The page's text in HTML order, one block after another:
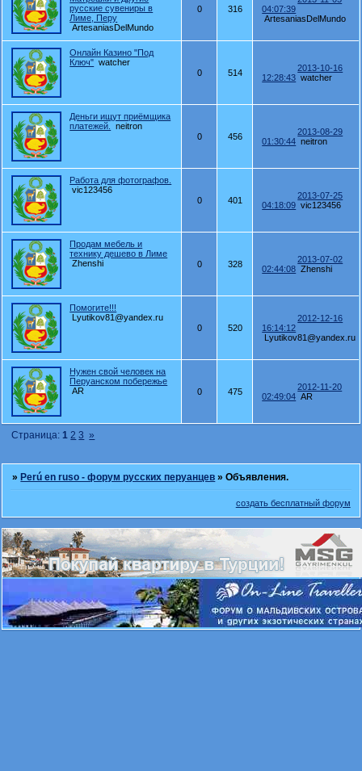
русские сувениры в
Лиме, Перу
ArtesaniasDelMundo
0 316
04:07:39
ArtesaniasDelMundo
Онлайн Казино "Под
Ключ" watcher
0
514
2013-10-16
12:28:43 watcher
Деньги ищут приёмщика
платежей.
neitron
0
456
2013-08-29
01:30:44 neitron
Работа для фотографов.
vic123456
0
401
2013-07-25
04:18:09 vic123456
Продам мебель и
технику дешево в Лиме
Zhenshi
0 328
2013-07-02
02:44:08 Zhenshi
Помогите!!!
Lyutikov81@yandex.ru
0
520
2012-12-16
16:14:12
Lyutikov81@yandex.ru
Нужен свой человек на
Перуанском побережье
AR
0 475
2012-11-20
02:49:04 AR
Страница: 1 2 3 »
» Perú en ruso - форум русских перуанцев »Объявления.
создать бесплатный форум